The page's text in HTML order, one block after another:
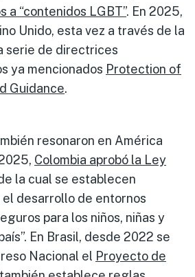
a “contenidos LGBT”. En 2025,
Unido, esta vez a través de la
serie de directrices
ya mencionados Protection of
Guidance.
resonaron en América
Colombia aprobó la Ley
la cual se establecen
el desarrollo de entornos
para los niños, niñas y
En Brasil, desde 2022 se
Nacional el Proyecto de